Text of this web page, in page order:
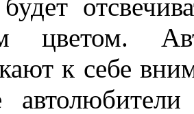
цветом.
к себе